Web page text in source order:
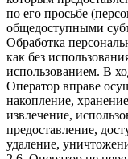
по его просьбе
общедоступными
Обработка
как без
использованием. В
Оператор вправе
накопление,
извлечение,
предоставление,
удаление,